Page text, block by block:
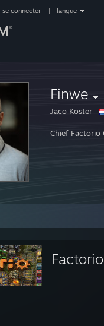
se connecter langue
Finwe
Jaco Koster
Chief Factorio
Factorio